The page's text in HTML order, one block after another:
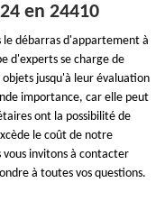
en 24410
le débarras d'appartement à
d'experts se charge de
jusqu'à leur évaluation
importance, car elle peut
ont la possibilité de
le coût de notre
invitons à contacter
à toutes vos questions.